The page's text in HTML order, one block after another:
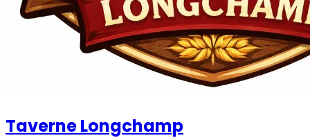
Taverne Longchamp